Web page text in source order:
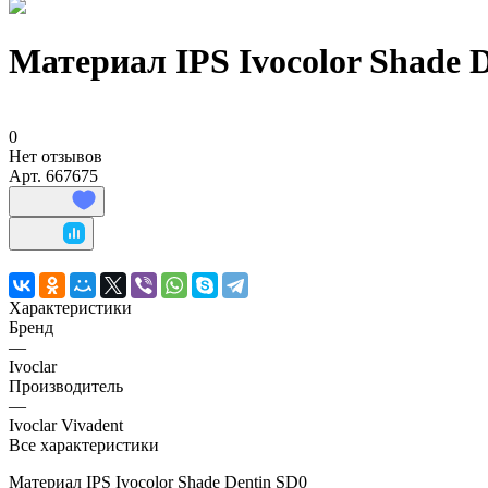
Материал IPS Ivocolor Shade
0
Нет отзывов
Арт. 667675
Характеристики
Бренд
—
Ivoclar
Производитель
—
Ivoclar Vivadent
Все характеристики
Материал IPS Ivocolor Shade Dentin SD0